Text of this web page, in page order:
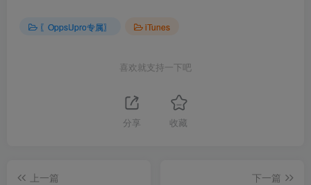
〖OppsUpro专属〗 iTunes
喜欢就支持一下吧
分享 收藏
上一篇
下一篇